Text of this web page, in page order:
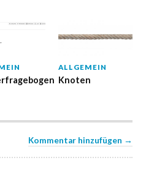
ALLGEMEIN
Knoten
Kommentar hinzufügen →